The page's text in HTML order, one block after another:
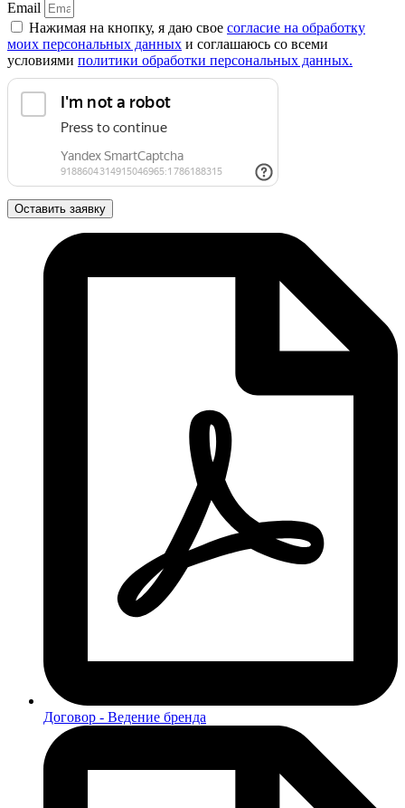
Email
Нажимая на кнопку, я даю свое согласие на обработку
моих персональных данных и соглашаюсь со всеми
условиями политики обработки персональных данных.
Оставить заявку
Договор - Ведение бренда